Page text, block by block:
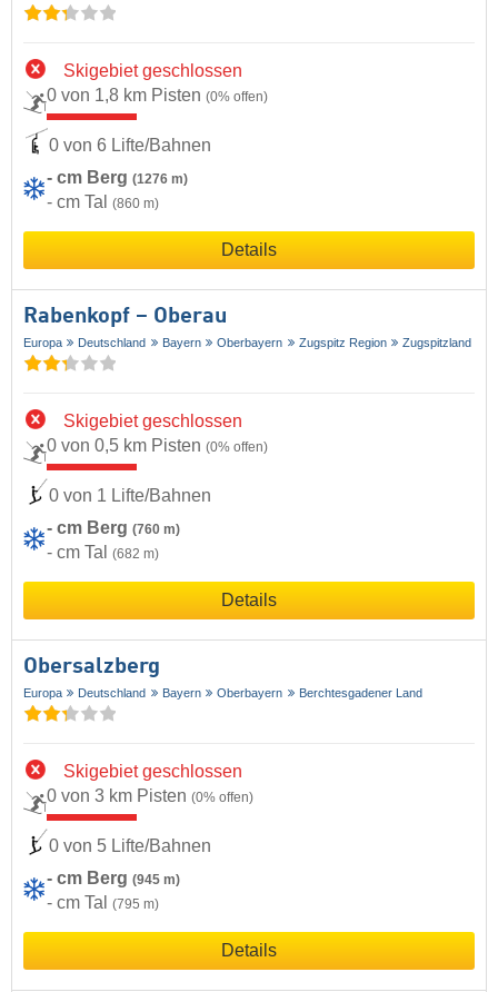
Skigebiet geschlossen
0 von 1,8 km Pisten (0% offen)
0 von 6 Lifte/Bahnen
- cm Berg (1276 m)
- cm Tal (860 m)
Details
Rabenkopf – Oberau
Europa Deutschland Bayern Oberbayern Zugspitz Region Zugspitzland
Skigebiet geschlossen
0 von 0,5 km Pisten (0% offen)
0 von 1 Lifte/Bahnen
- cm Berg (760 m)
- cm Tal (682 m)
Details
Obersalzberg
Europa Deutschland Bayern Oberbayern Berchtesgadener Land
Skigebiet geschlossen
0 von 3 km Pisten (0% offen)
0 von 5 Lifte/Bahnen
- cm Berg (945 m)
- cm Tal (795 m)
Details